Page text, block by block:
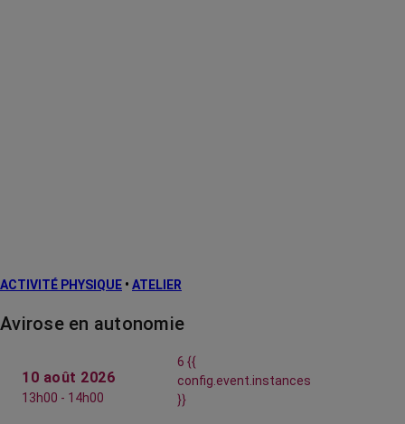
ACTIVITÉ PHYSIQUE • ATELIER
Avirose en autonomie
10 août 2026
13h00 - 14h00
6 {{
config.event.instances
}}